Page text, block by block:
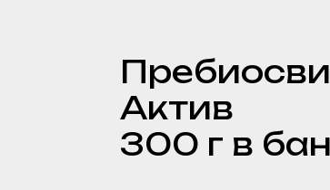
Актив
300 г в банке